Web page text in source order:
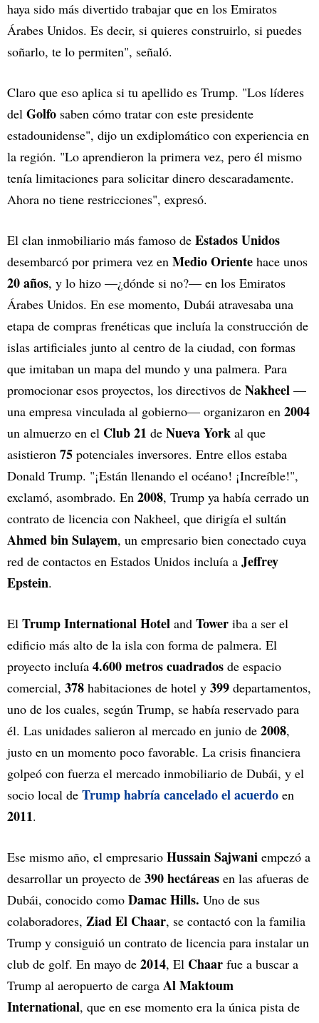
haya sido más divertido trabajar que en los Emiratos
Árabes Unidos. Es decir, si quieres construirlo, si puedes
soñarlo, te lo permiten", señaló.
Claro que eso aplica si tu apellido es Trump. "Los líderes
del Golfo saben cómo tratar con este presidente
estadounidense", dijo un exdiplomático con experiencia en
la región. "Lo aprendieron la primera vez, pero él mismo
tenía limitaciones para solicitar dinero descaradamente.
Ahora no tiene restricciones", expresó.
El clan inmobiliario más famoso de Estados Unidos
desembarcó por primera vez en Medio Oriente hace unos
20 años, y lo hizo —¿dónde si no?— en los Emiratos
Árabes Unidos. En ese momento, Dubái atravesaba una
etapa de compras frenéticas que incluía la construcción de
islas artificiales junto al centro de la ciudad, con formas
que imitaban un mapa del mundo y una palmera. Para
promocionar esos proyectos, los directivos de Nakheel —
una empresa vinculada al gobierno— organizaron en 2004
un almuerzo en el Club 21 de Nueva York al que
asistieron 75 potenciales inversores. Entre ellos estaba
Donald Trump. "¡Están llenando el océano! ¡Increíble!",
exclamó, asombrado. En 2008, Trump ya había cerrado un
contrato de licencia con Nakheel, que dirigía el sultán
Ahmed bin Sulayem, un empresario bien conectado cuya
red de contactos en Estados Unidos incluía a Jeffrey
Epstein.
El Trump International Hotel and Tower iba a ser el
edificio más alto de la isla con forma de palmera. El
proyecto incluía 4.600 metros cuadrados de espacio
comercial, 378 habitaciones de hotel y 399 departamentos,
uno de los cuales, según Trump, se había reservado para
él. Las unidades salieron al mercado en junio de 2008,
justo en un momento poco favorable. La crisis financiera
golpeó con fuerza el mercado inmobiliario de Dubái, y el
socio local de Trump habría cancelado el acuerdo en
2011.
Ese mismo año, el empresario Hussain Sajwani empezó a
desarrollar un proyecto de 390 hectáreas en las afueras de
Dubái, conocido como Damac Hills. Uno de sus
colaboradores, Ziad El Chaar, se contactó con la familia
Trump y consiguió un contrato de licencia para instalar un
club de golf. En mayo de 2014, El Chaar fue a buscar a
Trump al aeropuerto de carga Al Maktoum
International, que en ese momento era la única pista de